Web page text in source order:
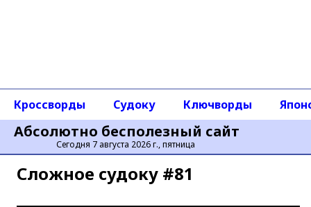
Абсолютно бесполезный сайт
Сегодня 7 августа 2026 г., пятница
Кроссворды Судоку Ключворды
Сложное cудоку #81